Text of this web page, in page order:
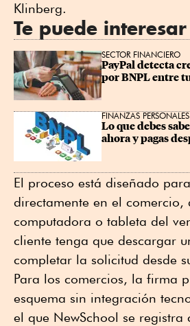
Klinberg.
Te puede interesar
SECTOR FINANCIERO
PayPal detecta
por BNPL entre
FINANZAS PERSONALES
Lo que debes
ahora y pagas
El proceso está diseñado
directamente en el comercio,
computadora o tableta del
cliente tenga que descargar
completar la solicitud desde
Para los comercios, la firma
esquema sin integración
el que NewSchool se registra